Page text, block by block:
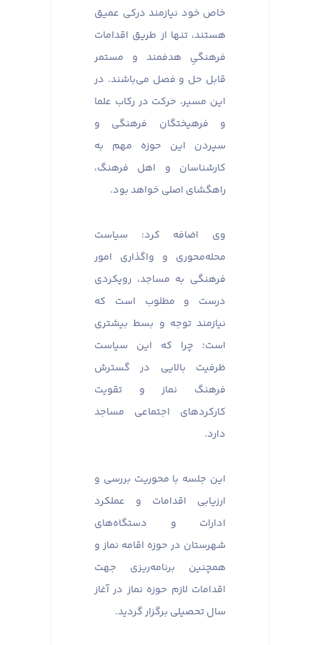
خاص خود نیازمند درکی عمیق
هستند، تنها از طریق اقدامات
فرهنگیِ هدفمند و مستمر
قابل حل و فصل می‌باشند. در
این مسیر، حرکت در رکاب علما
و فرهیختگان فرهنگی و
سپردن این حوزه مهم به
کارشناسان و اهل فرهنگ،
راهگشای اصلی خواهد بود.
وی اضافه کرد: سیاست
محله‌محوری و واگذاری امور
فرهنگی به مساجد، رویکردی
درست و مطلوب است که
نیازمند توجه و بسط بیشتری
است؛ چرا که این سیاست
ظرفیت بالایی در گسترش
فرهنگ نماز و تقویت
کارکردهای اجتماعی مساجد
دارد.
این جلسه با محوریت بررسی و
ارزیابی اقدامات و عملکرد
ادارات و دستگاه‌های
شهرستان در حوزه اقامه نماز و
همچنین برنامه‌ریزی جهت
اقدامات لازم حوزه نماز در آغاز
سال تحصیلی برگزار گردید.